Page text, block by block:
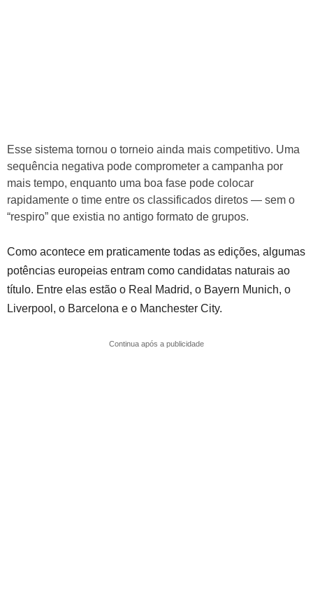
Esse sistema tornou o torneio ainda mais competitivo. Uma
sequência negativa pode comprometer a campanha por
mais tempo, enquanto uma boa fase pode colocar
rapidamente o time entre os classificados diretos — sem o
“respiro” que existia no antigo formato de grupos.
Como acontece em praticamente todas as edições, algumas
potências europeias entram como candidatas naturais ao
título. Entre elas estão o Real Madrid, o Bayern Munich, o
Liverpool , o Barcelona e o Manchester City.
Continua após a publicidade